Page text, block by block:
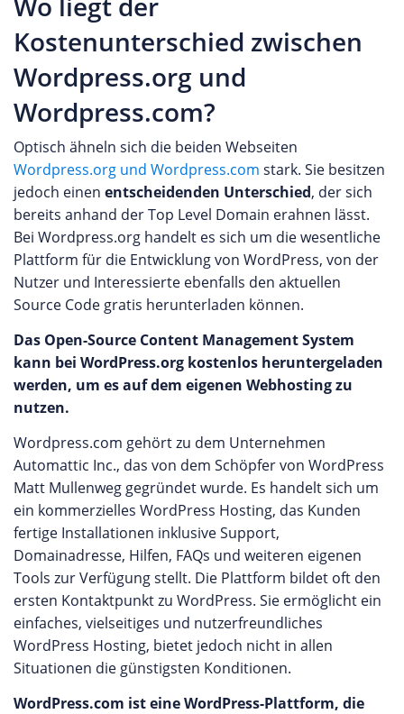
Kostenunterschied zwischen
Wordpress.org und
Wordpress.com?
Optisch ähneln sich die beiden Webseiten
Wordpress.org und Wordpress.com stark. Sie besitzen
jedoch einen entscheidenden Unterschied, der sich
bereits anhand der Top Level Domain erahnen lässt.
Bei Wordpress.org handelt es sich um die wesentliche
Plattform für die Entwicklung von WordPress, von der
Nutzer und Interessierte ebenfalls den aktuellen
Source Code gratis herunterladen können.
Das Open-Source Content Management System
kann bei WordPress.org kostenlos heruntergeladen
werden, um es auf dem eigenen Webhosting zu
nutzen.
Wordpress.com gehört zu dem Unternehmen
Automattic Inc., das von dem Schöpfer von WordPress
Matt Mullenweg gegründet wurde. Es handelt sich um
ein kommerzielles WordPress Hosting, das Kunden
fertige Installationen inklusive Support,
Domainadresse, Hilfen, FAQs und weiteren eigenen
Tools zur Verfügung stellt. Die Plattform bildet oft den
ersten Kontaktpunkt zu WordPress. Sie ermöglicht ein
einfaches, vielseitiges und nutzerfreundliches
WordPress Hosting, bietet jedoch nicht in allen
Situationen die günstigsten Konditionen.
WordPress.com ist eine WordPress-Plattform, die